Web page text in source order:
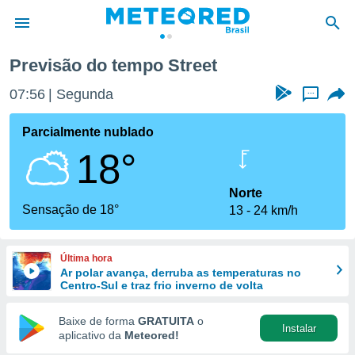
da
fornecidas
a este
das
e
forma
digital
Previsão do tempo Street
07:56 Segunda ...
Parcialmente nublado
18°
Sensação de 18°
Norte
13
24 km/h
Última hora
Ar polar avança, derruba as temperaturas no
Centro-Sul e traz frio inverno de volta
Baixe de forma GRATUITA o
aplicativo da Meteored!
Instalar